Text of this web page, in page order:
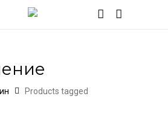
Products tagged